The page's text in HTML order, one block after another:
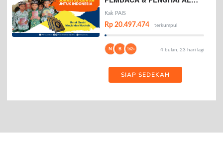
AL-QURAN
Kak PAIS
Rp 20.497.474 terkumpul
N B 162+ 4 bulan, 23 hari lagi
SIAP SEDEKAH